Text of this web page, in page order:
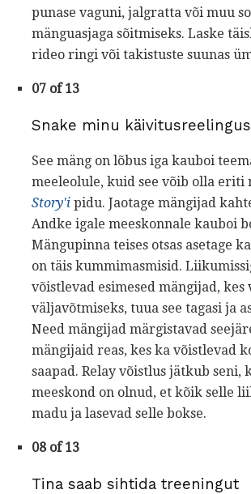
punase vaguni, jalgratta või muu
mänguasjaga sõitmiseks. Laske
rideo ringi või takistuste suunas
07 of 13
Snake minu käivitusreelingus
See mäng on lõbus iga kauboi
meeleolule, kuid see võib olla eriti
Story'i pidu. Jaotage mängijad
Andke igale meeskonnale kauboi
Mängupinna teises otsas asetage
on täis kummimasmisid.
võistlevad esimesed mängijad, kes
väljavõtmiseks, tuua see tagasi ja
Need mängijad märgistavad
mängijaid reas, kes ka võistlevad
saapad. Relay võistlus jätkub seni,
meeskond on olnud, et kõik selle
madu ja lasevad selle bokse.
08 of 13
Tina saab sihtida treeningut